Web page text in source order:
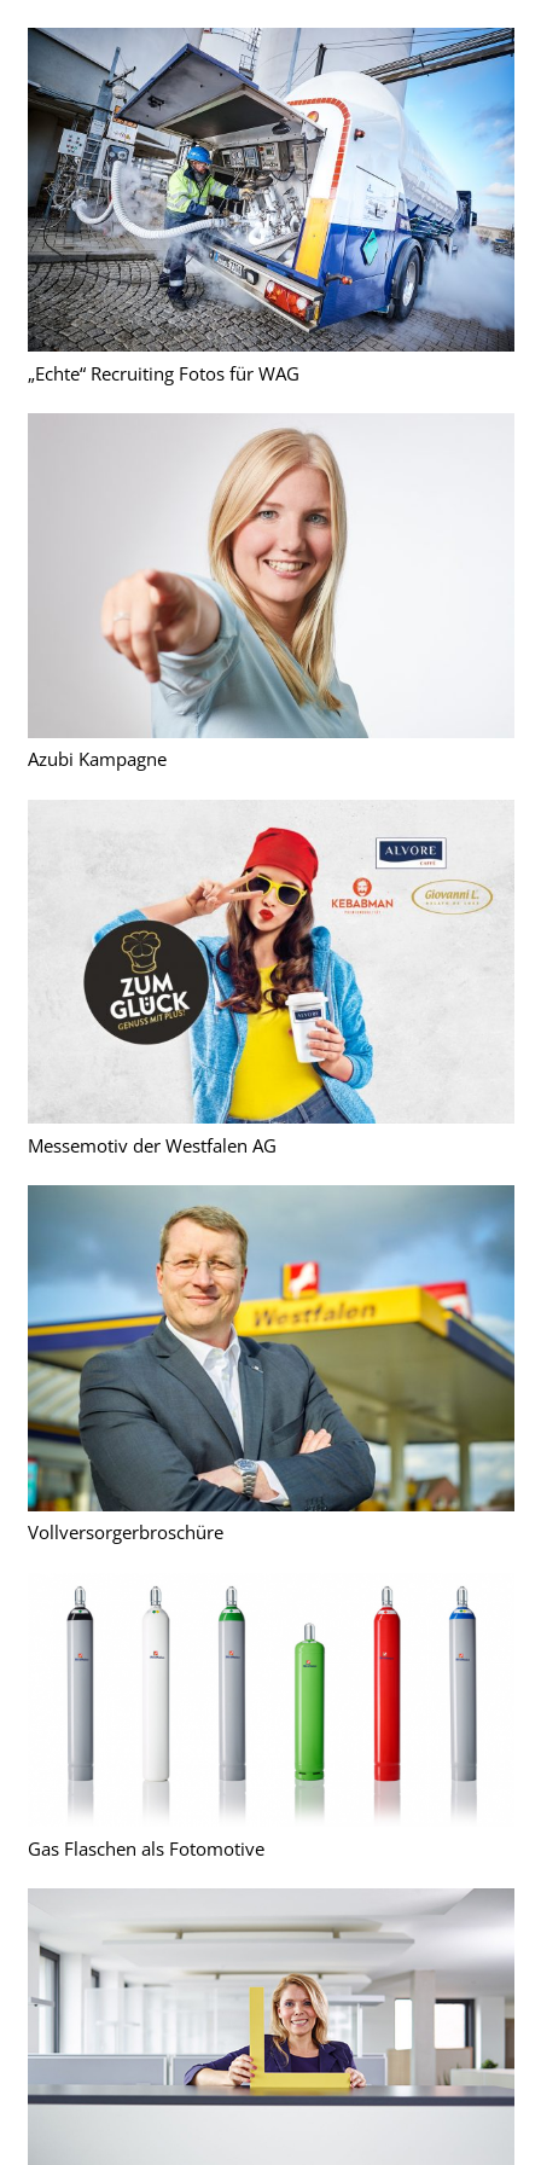
„Echte“ Recruiting Fotos für WAG
Azubi Kampagne
Messemotiv der Westfalen AG
Vollversorgerbroschüre
Gas Flaschen als Fotomotive